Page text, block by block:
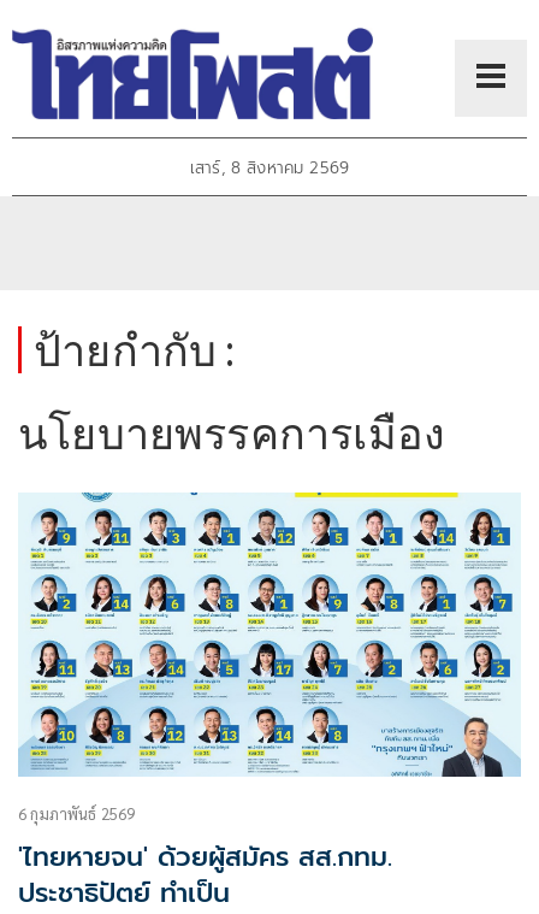
เสาร์, 8 สิงหาคม 2569
ป้ายกำกับ :
นโยบายพรรคการเมือง
6 กุมภาพันธ์ 2569
'ไทยหายจน' ด้วยผู้สมัคร สส.กทม.
ประชาธิปัตย์ ทำเป็น